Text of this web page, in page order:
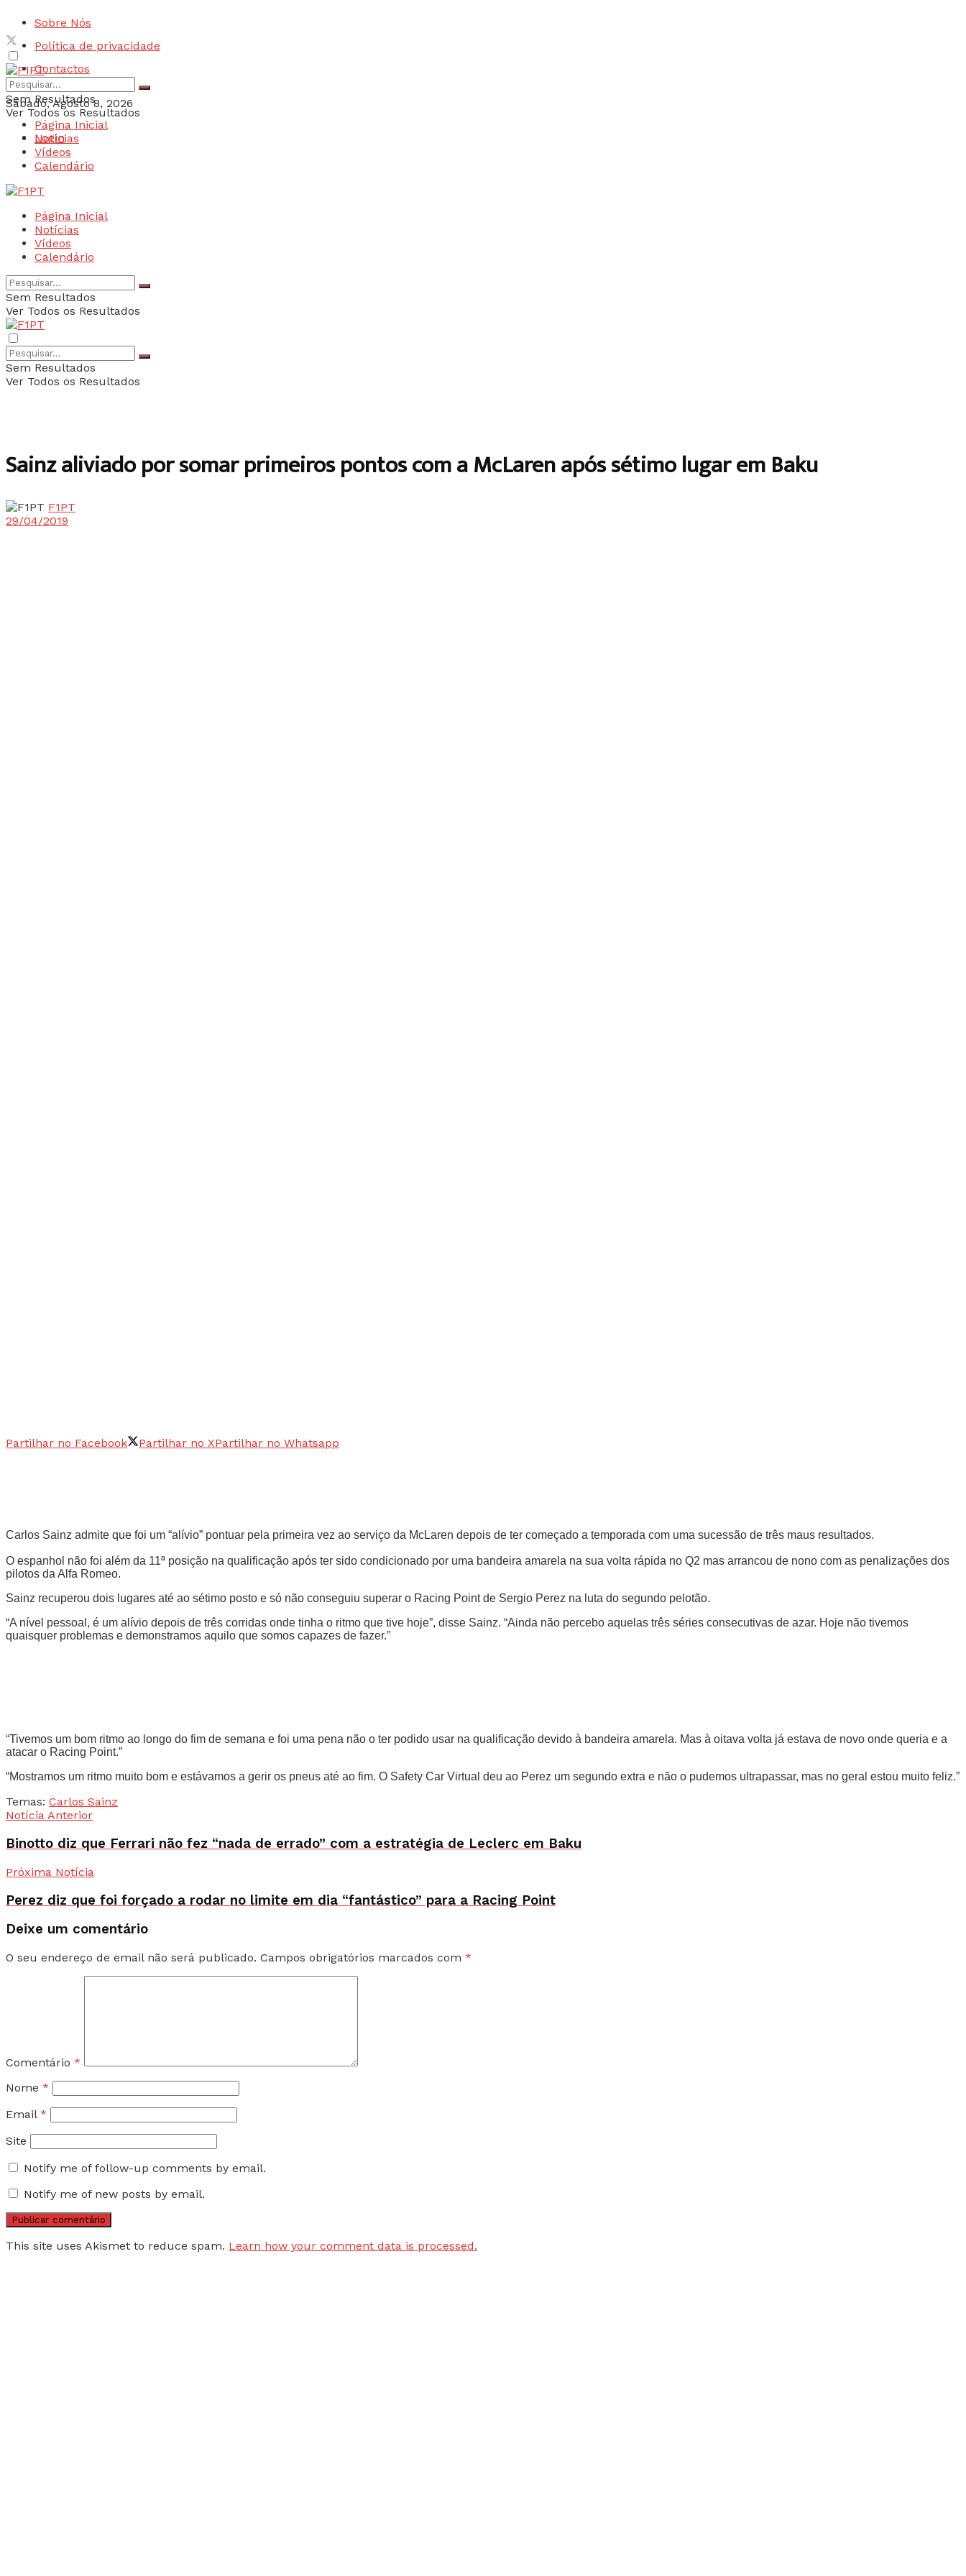
Sobre Nós
Política de privacidade
Contactos
Sábado, Agosto 8, 2026
Login
Sem Resultados
Ver Todos os Resultados
Página Inicial
Notícias
Vídeos
Calendário
Página Inicial
Notícias
Vídeos
Calendário
Sem Resultados
Ver Todos os Resultados
Sem Resultados
Ver Todos os Resultados
Sainz aliviado por somar primeiros pontos com a McLaren após sétimo lugar em Baku
F1PT
29/04/2019
Partilhar no Facebook Partilhar no XPartilhar no Whatsapp
Carlos Sainz admite que foi um “alívio” pontuar pela primeira vez ao serviço da McLaren depois de ter começado a temporada com uma sucessão de três maus resultados.
O espanhol não foi além da 11ª posição na qualificação após ter sido condicionado por uma bandeira amarela na sua volta rápida no Q2 mas arrancou de nono com as penalizações dos
pilotos da Alfa Romeo.
Sainz recuperou dois lugares até ao sétimo posto e só não conseguiu superar o Racing Point de Sergio Perez na luta do segundo pelotão.
“A nível pessoal, é um alívio depois de três corridas onde tinha o ritmo que tive hoje”, disse Sainz. “Ainda não percebo aquelas três séries consecutivas de azar. Hoje não tivemos
quaisquer problemas e demonstramos aquilo que somos capazes de fazer.”
“Tivemos um bom ritmo ao longo do fim de semana e foi uma pena não o ter podido usar na qualificação devido à bandeira amarela. Mas à oitava volta já estava de novo onde queria e a
atacar o Racing Point.”
“Mostramos um ritmo muito bom e estávamos a gerir os pneus até ao fim. O Safety Car Virtual deu ao Perez um segundo extra e não o pudemos ultrapassar, mas no geral estou muito feliz.”
Temas: Carlos Sainz
Notícia Anterior
Binotto diz que Ferrari não fez “nada de errado” com a estratégia de Leclerc em Baku
Próxima Notícia
Perez diz que foi forçado a rodar no limite em dia “fantástico” para a Racing Point
Deixe um comentário
O seu endereço de email não será publicado. Campos obrigatórios marcados com *
Comentário *
Nome *
Email *
Site
Notify me of follow-up comments by email.
Notify me of new posts by email.
This site uses Akismet to reduce spam. Learn how your comment data is processed.